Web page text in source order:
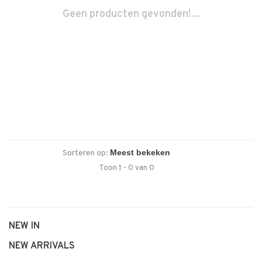
Geen producten gevonden!...
Sorteren op:
Toon 1 - 0 van 0
NEW IN
NEW ARRIVALS